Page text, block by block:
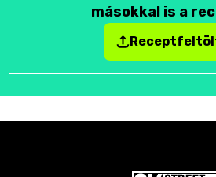
másokkal is a